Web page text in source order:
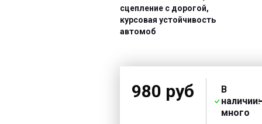
сцепление с дорогой,
курсовая устойчивость
автомоб
980 руб
В
наличии:
много
-